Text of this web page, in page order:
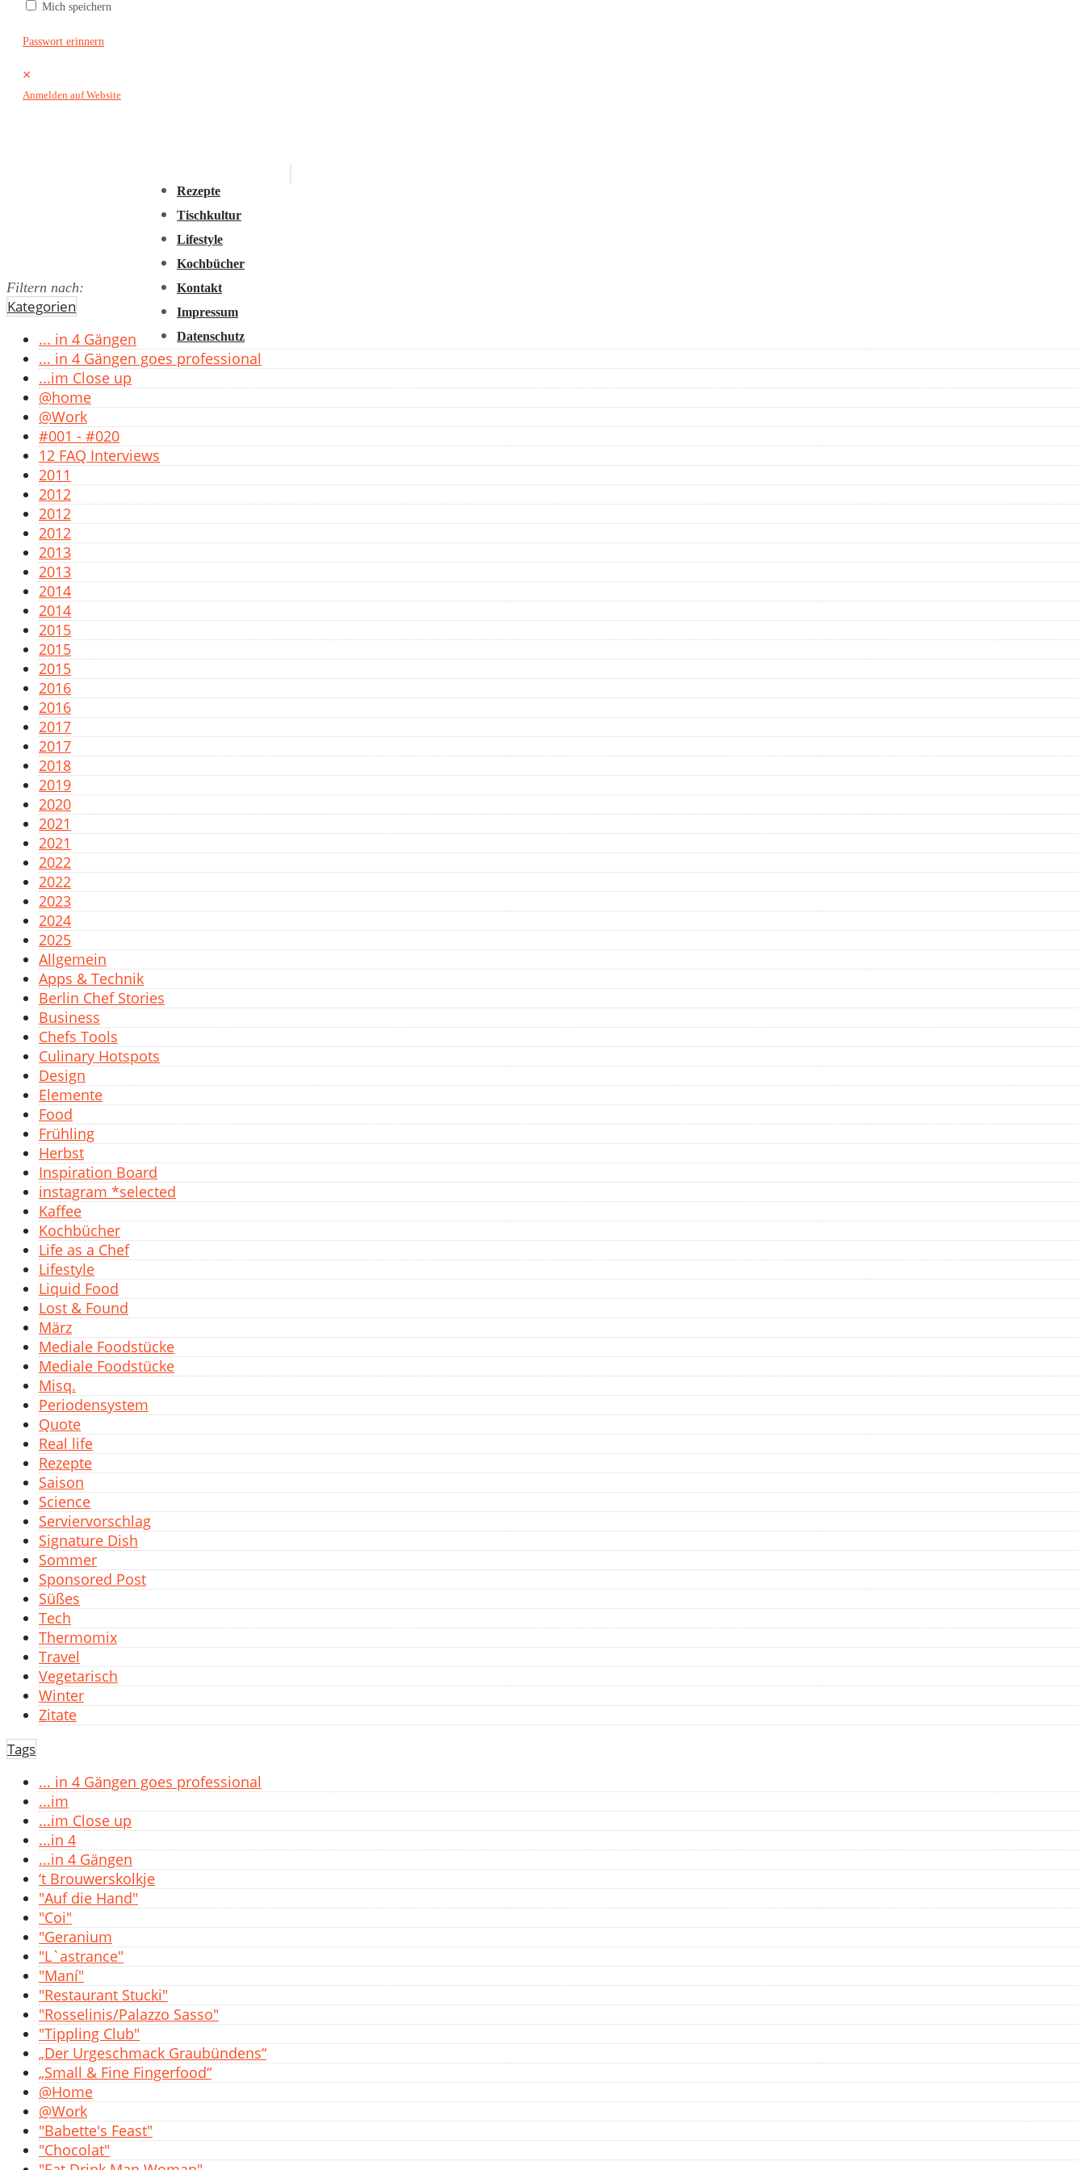
Mich speichern
Passwort erinnern
×
Anmelden auf Website
Rezepte
Tischkultur
Lifestyle
Kochbücher
2015
2012
Kontakt
Impressum
Datenschutz
Filtern nach:
Kategorien
... in 4 Gängen
... in 4 Gängen goes professional
...im Close up
@home
@Work
#001 - #020
12 FAQ Interviews
2011
2012
2012
2012
2013
2013
2014
2014
2015
2015
2015
2016
2016
2017
2017
2018
2019
2020
2021
2021
2022
2022
2023
2024
2025
Allgemein
Apps & Technik
Berlin Chef Stories
Business
Chefs Tools
Culinary Hotspots
Design
Elemente
Food
Frühling
Herbst
Inspiration Board
instagram *selected
Kaffee
Kochbücher
Life as a Chef
Lifestyle
Liquid Food
Lost & Found
März
Mediale Foodstücke
Mediale Foodstücke
Misq.
Periodensystem
Quote
Real life
Rezepte
Saison
Science
Serviervorschlag
Signature Dish
Sommer
Sponsored Post
Süßes
Tech
Thermomix
Travel
Vegetarisch
Winter
Zitate
Tags
... in 4 Gängen goes professional
...im
...im Close up
...in 4
...in 4 Gängen
‘t Brouwerskolkje
"Auf die Hand"
"Coi"
"Geranium
"L`astrance"
"Maní"
"Restaurant Stucki"
"Rosselinis/Palazzo Sasso"
"Tippling Club"
„Der Urgeschmack Graubündens“
„Small & Fine Fingerfood“
@Home
@Work
"Babette's Feast"
"Chocolat"